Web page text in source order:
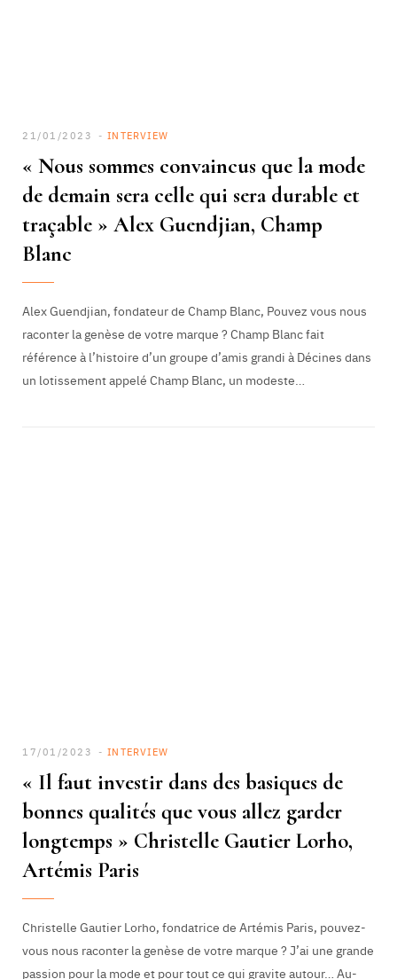
21/01/2023 INTERVIEW
« Nous sommes convaincus que la mode
de demain sera celle qui sera durable et
traçable » Alex Guendjian, Champ
Blanc
Alex Guendjian, fondateur de Champ Blanc, Pouvez vous nous
raconter la genèse de votre marque ? Champ Blanc fait
référence à l’histoire d’un groupe d’amis grandi à Décines dans
un lotissement appelé Champ Blanc, un modeste…
17/01/2023 INTERVIEW
« Il faut investir dans des basiques de
bonnes qualités que vous allez garder
longtemps » Christelle Gautier Lorho,
Artémis Paris
Christelle Gautier Lorho, fondatrice de Artémis Paris, pouvez-
vous nous raconter la genèse de votre marque ? J’ai une grande
passion pour la mode et pour tout ce qui gravite autour… Au-